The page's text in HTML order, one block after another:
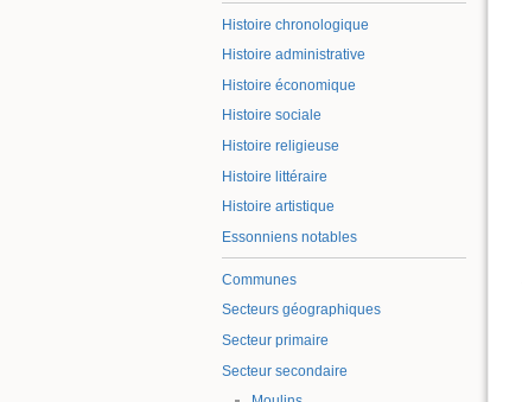
Histoire chronologique
Histoire administrative
Histoire économique
Histoire sociale
Histoire religieuse
Histoire littéraire
Histoire artistique
Essonniens notables
Communes
Secteurs géographiques
Secteur primaire
Secteur secondaire